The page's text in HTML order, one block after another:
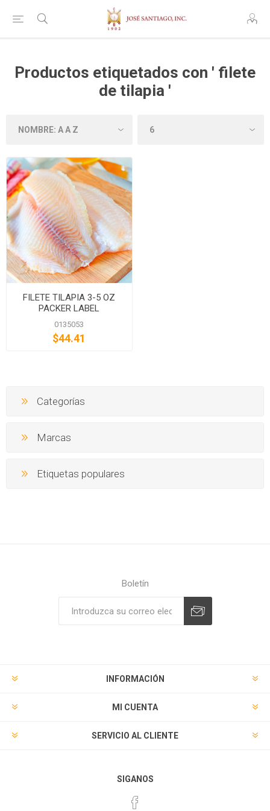
Productos etiquetados con ' filete
de tilapia '
FILETE TILAPIA 3-5 OZ
PACKER LABEL
0135053
$44.41
Categorías
Marcas
Etiquetas populares
Boletín
INFORMACIÓN
MI CUENTA
SERVICIO AL CLIENTE
SIGANOS